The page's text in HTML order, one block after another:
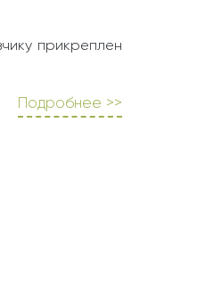
прикреплен
Подробнее >>